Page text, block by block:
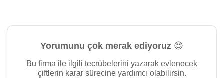
Yorumunu çok merak ediyoruz 😍
Bu firma ile ilgili tecrübelerini yazarak evlenecek
çiftlerin karar sürecine yardımcı olabilirsin.